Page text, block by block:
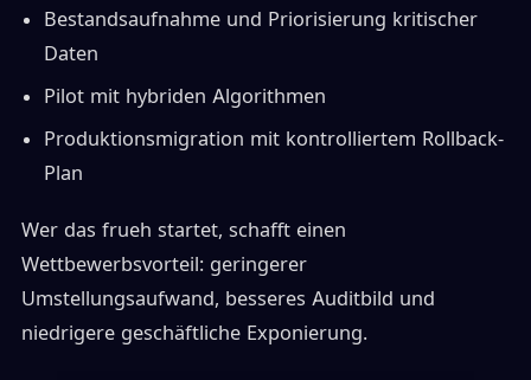
Bestandsaufnahme und Priorisierung kritischer
Daten
Pilot mit hybriden Algorithmen
Produktionsmigration mit kontrolliertem Rollback-
Plan
Wer das frueh startet, schafft einen
Wettbewerbsvorteil: geringerer
Umstellungsaufwand, besseres Auditbild und
niedrigere geschäftliche Exponierung.